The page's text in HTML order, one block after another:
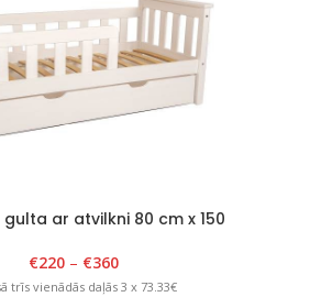
gulta ar atvilkni 80 cm x 150
€220 – €360
trīs vienādās daļās 3 x 73.33€